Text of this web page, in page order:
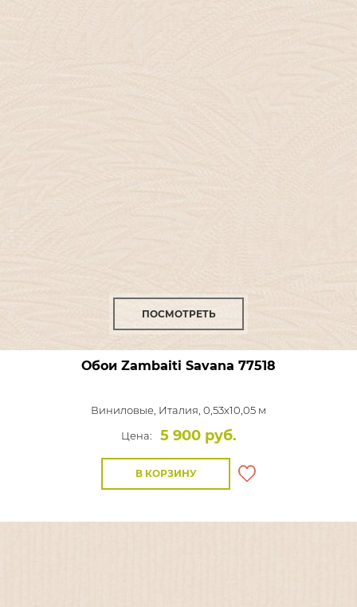
ПОСМОТРЕТЬ
Обои Zambaiti Savana 77518
Виниловые, Италия, 0,53x10,05 м
Цена:
5 900 руб.
В КОРЗИНУ